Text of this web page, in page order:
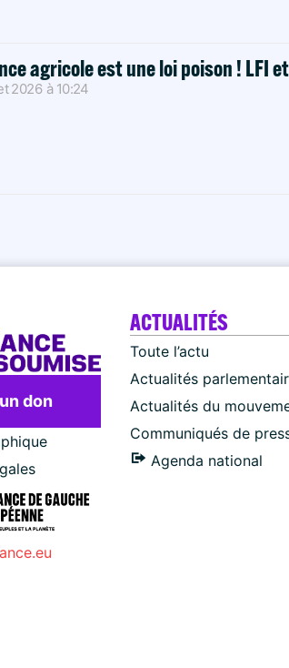
agricole est une loi poison ! LFI
2026 à 10:24
don
ACTUALITÉS
Toute l’actu
Actualités
Actualités du
Communiqués de
Agenda national